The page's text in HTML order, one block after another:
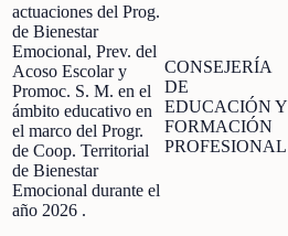
actuaciones del Prog.
de Bienestar
Emocional, Prev. del
Acoso Escolar y
Promoc. S. M. en el
ámbito educativo en
el marco del Progr.
de Coop. Territorial
de Bienestar
Emocional durante el
año 2026 .
CONSEJERÍA
DE
EDUCACIÓN Y
FORMACIÓN
PROFESIONAL